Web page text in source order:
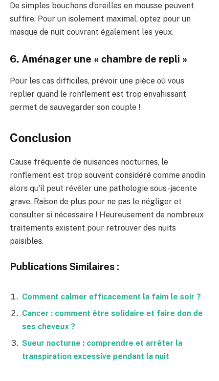
De simples bouchons d’oreilles en mousse peuvent
suffire. Pour un isolement maximal, optez pour un
masque de nuit couvrant également les yeux.
6. Aménager une « chambre de repli »
Pour les cas difficiles, prévoir une pièce où vous
replier quand le ronflement est trop envahissant
permet de sauvegarder son couple !
Conclusion
Cause fréquente de nuisances nocturnes, le
ronflement est trop souvent considéré comme anodin
alors qu’il peut révéler une pathologie sous-jacente
grave. Raison de plus pour ne pas le négliger et
consulter si nécessaire ! Heureusement de nombreux
traitements existent pour retrouver des nuits
paisibles.
Publications Similaires :
Comment calmer efficacement la faim le soir ?
Cancer : comment être solidaire et faire don de
ses cheveux ?
Sueur nocturne : comprendre et arrêter la
transpiration excessive pendant la nuit